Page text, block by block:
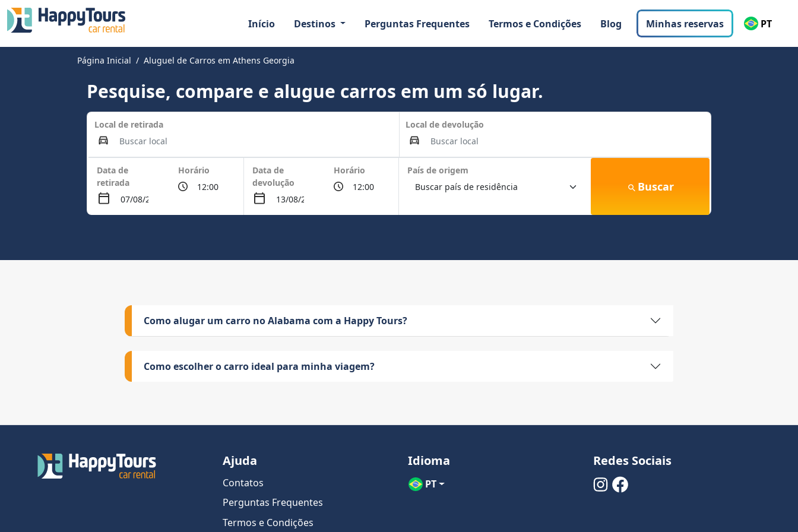
Início Destinos Perguntas Frequentes Termos e Condições Blog Minhas reservas PT
Página Inicial Aluguel de Carros em Athens Georgia
Pesquise, compare e alugue carros em um só lugar.
Local de retirada Local de devolução
Data de
retirada
Horário
Data de
devolução
Horário País de origem
Buscar
Como alugar um carro no Alabama com a Happy Tours?
Como escolher o carro ideal para minha viagem?
Ajuda
Contatos
Perguntas Frequentes
Termos e Condições
Idioma
PT
Redes Sociais